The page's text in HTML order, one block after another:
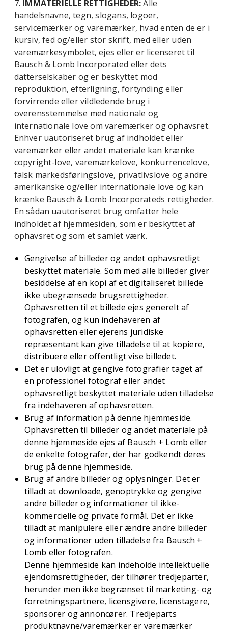
7. IMMATERIELLE RETTIGHEDER:Alle
handelsnavne, tegn, slogans, logoer,
servicemærker og varemærker, hvad enten de er i
kursiv, fed og/eller stor skrift, med eller uden
varemærkesymbolet, ejes eller er licenseret til
Bausch & Lomb Incorporated eller dets
datterselskaber og er beskyttet mod
reproduktion, efterligning, fortynding eller
forvirrende eller vildledende brug i
overensstemmelse med nationale og
internationale love om varemærker og ophavsret.
Enhver uautoriseret brug af indholdet eller
varemærker eller andet materiale kan krænke
copyright-love, varemærkelove, konkurrencelove,
falsk markedsføringslove, privatlivslove og andre
amerikanske og/eller internationale love og kan
krænke Bausch & Lomb Incorporateds rettigheder.
En sådan uautoriseret brug omfatter hele
indholdet af hjemmesiden, som er beskyttet af
ophavsret og som et samlet værk.
Gengivelse af billeder og andet ophavsretligt
beskyttet materiale. Som med alle billeder giver
besiddelse af en kopi af et digitaliseret billede
ikke ubegrænsede brugsrettigheder.
Ophavsretten til et billede ejes generelt af
fotografen, og kun indehaveren af ​​
ophavsretten eller ejerens juridiske
repræsentant kan give tilladelse til at kopiere,
distribuere eller offentligt vise billedet.
Det er ulovligt at gengive fotografier taget af
en professionel fotograf eller andet
ophavsretligt beskyttet materiale uden tilladelse
fra indehaveren af ​​ophavsretten.
Brug af information på denne hjemmeside.
Ophavsretten til billeder og andet materiale på
denne hjemmeside ejes af Bausch + Lomb eller
de enkelte fotografer, der har godkendt deres
brug på denne hjemmeside.
Brug af andre billeder og oplysninger. Det er
tilladt at downloade, genoptrykke og gengive
andre billeder og informationer til ikke-
kommercielle og private formål. Det er ikke
tilladt at manipulere eller ændre andre billeder
og informationer uden tilladelse fra Bausch +
Lomb eller fotografen.
Denne hjemmeside kan indeholde intellektuelle
ejendomsrettigheder, der tilhører tredjeparter,
herunder men ikke begrænset til marketing- og
forretningspartnere, licensgivere, licenstagere,
sponsorer og annoncører. Tredjeparts
produktnavne/varemærker er varemærker